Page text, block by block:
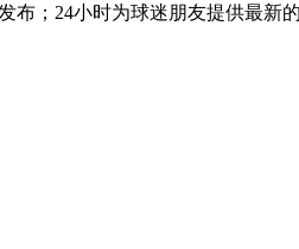
；24小时为球迷朋友提供最新